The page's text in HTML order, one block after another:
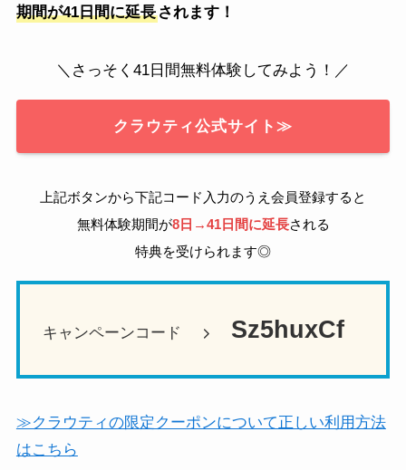
期間が41日間に延長されます！
＼さっそく41日間無料体験してみよう！／
クラウティ公式サイト≫
上記ボタンから下記コード入力のうえ会員登録すると
無料体験期間が8日→41日間に延長される
特典を受けられます◎
キャンペーンコード Sz5huxCf
≫クラウティの限定クーポンについて正しい利用方法
はこちら